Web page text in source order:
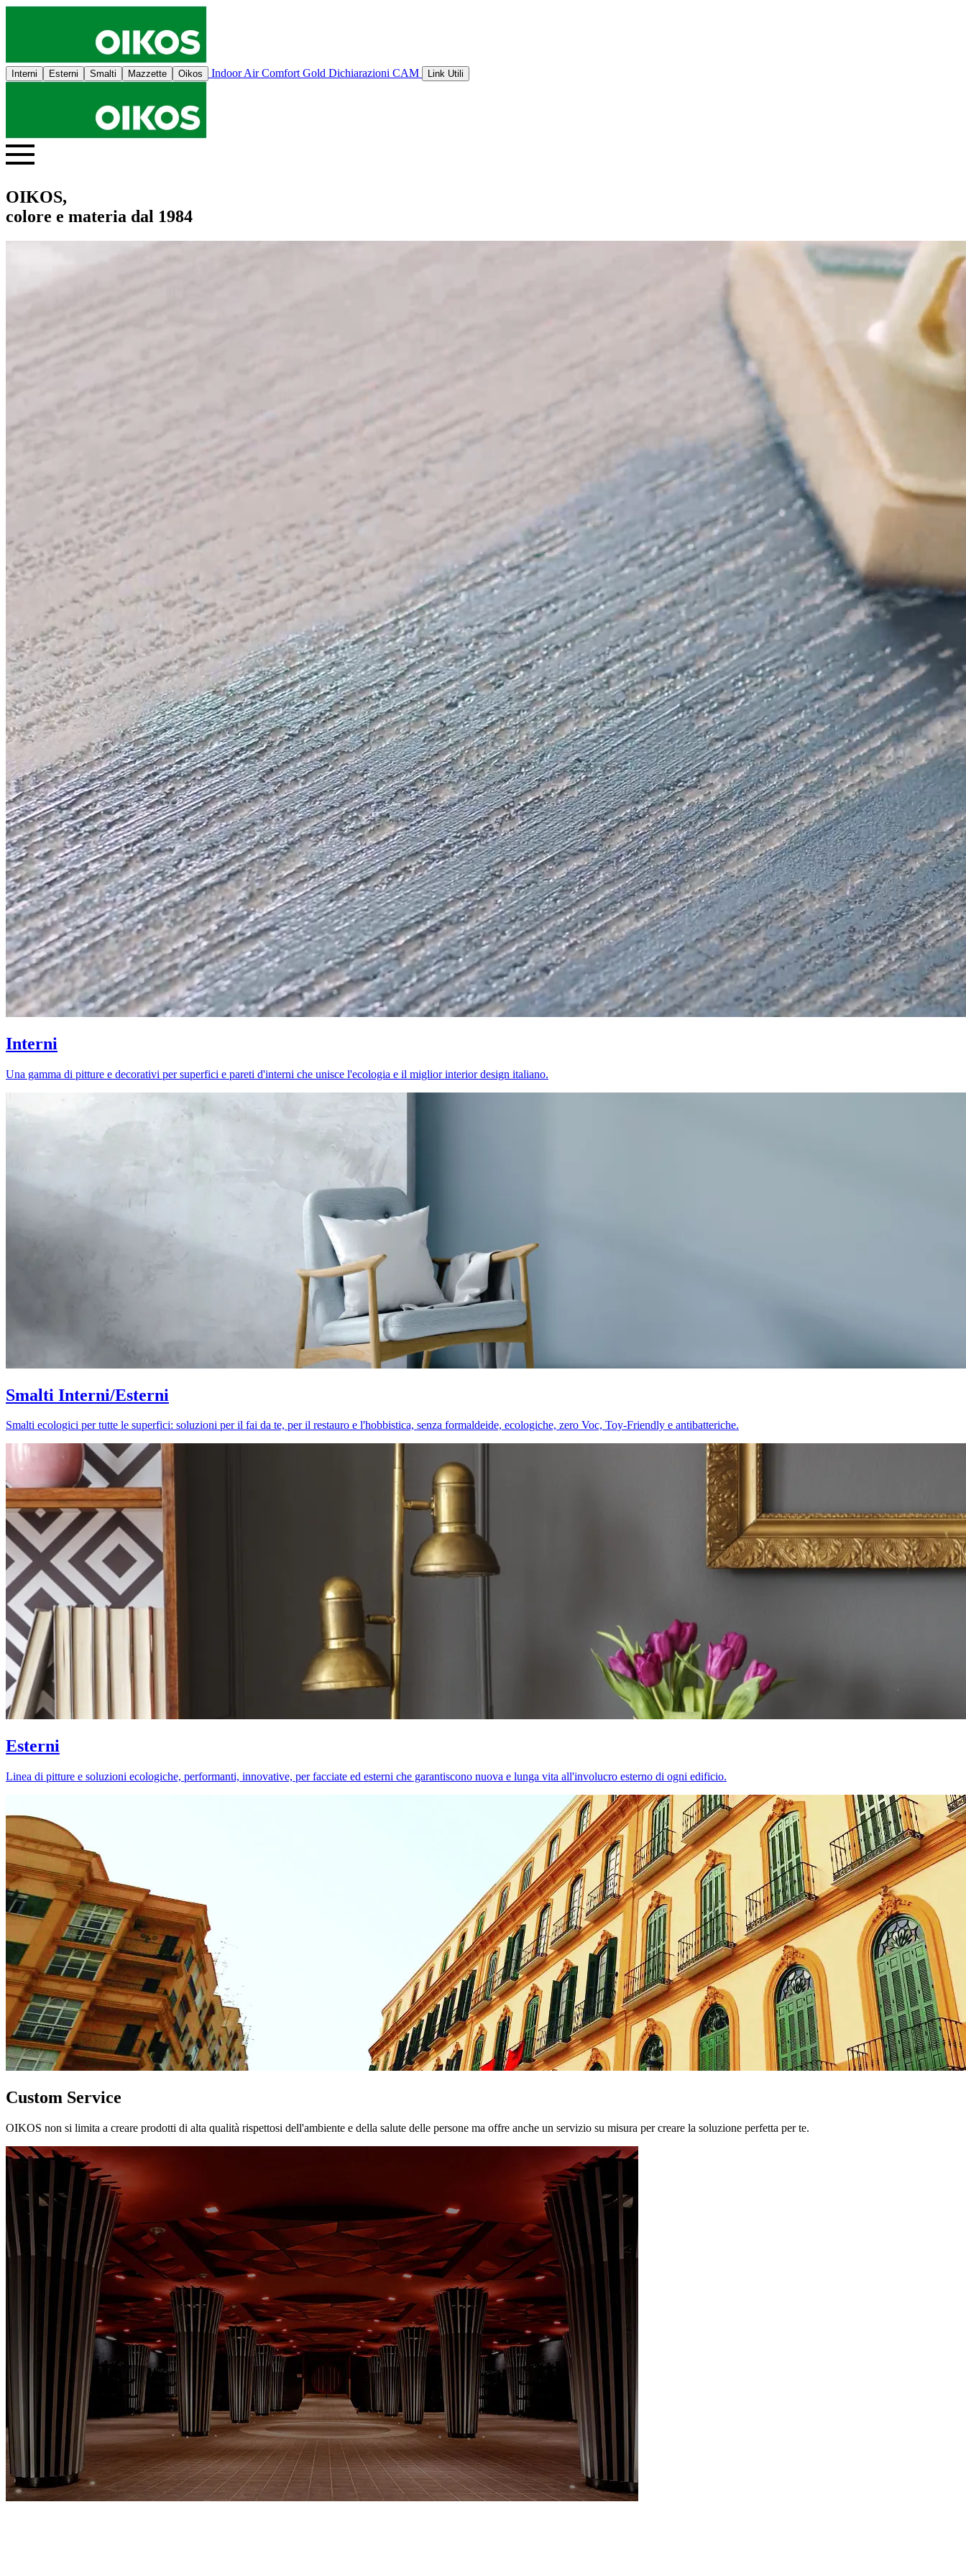
Interni Esterni Smalti Mazzette Oikos Indoor Air Comfort Gold Dichiarazioni CAM Link Utili
OIKOS,
colore e materia dal 1984
Interni
Una gamma di pitture e decorativi per superfici e pareti d'interni che unisce l'ecologia e il miglior interior design italiano.
Smalti Interni/Esterni
Smalti ecologici per tutte le superfici: soluzioni per il fai da te, per il restauro e l'hobbistica, senza formaldeide, ecologiche, zero Voc, Toy-Friendly e antibatteriche.
Esterni
Linea di pitture e soluzioni ecologiche, performanti, innovative, per facciate ed esterni che garantiscono nuova e lunga vita all'involucro esterno di ogni edificio.
Custom Service
OIKOS non si limita a creare prodotti di alta qualità rispettosi dell'ambiente e della salute delle persone ma offre anche un servizio su misura per creare la soluzione perfetta per te.